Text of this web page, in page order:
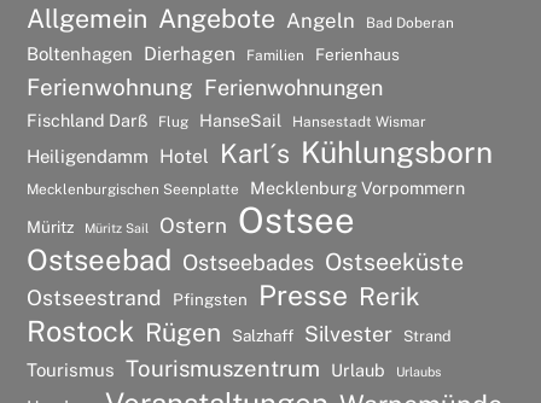
Allgemein Angebote Angeln Bad Doberan
Boltenhagen Dierhagen Familien Ferienhaus
Ferienwohnung Ferienwohnungen
Fischland Darß Flug HanseSail Hansestadt Wismar
Heiligendamm Hotel Karl´s Kühlungsborn
Mecklenburgischen Seenplatte Mecklenburg Vorpommern
Müritz Müritz Sail Ostern Ostsee
Ostseebad Ostseebades Ostseeküste
Ostseestrand Pfingsten Presse Rerik
Rostock Rügen Salzhaff Silvester Strand
Tourismus Tourismuszentrum Urlaub Urlaubs